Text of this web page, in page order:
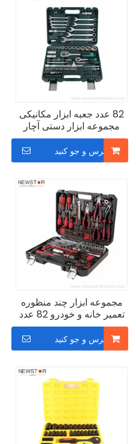
82 عدد جعبه ابزار مکانیکی
مجموعه ابزار دستی آچار
سوکت
پرس و جو کنید
مجموعه ابزار چند منظوره
تعمیر خانه و خودرو 82 عدد
پرس و جو کنید